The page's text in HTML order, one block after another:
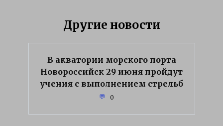
Другие новости
В акватории морского порта
Новороссийск 29 июня пройдут
учения с выполнением стрельб
0